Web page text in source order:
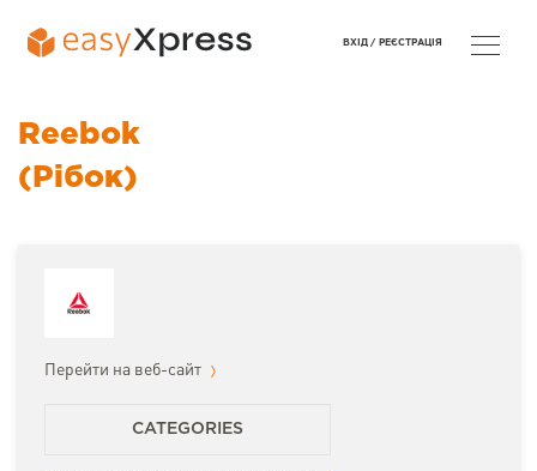
Reebok
(Рібок)
Перейти на веб-сайт
CATEGORIES
ВХІД / РЕЄСТРАЦІЯ